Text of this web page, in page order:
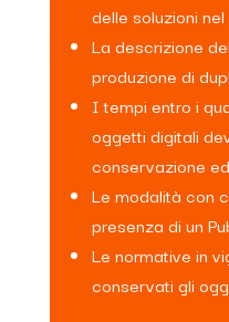
delle soluzioni
La descrizione
produzione di
I tempi entro i
oggetti digitali
conservazione
Le modalità con
presenza di un
Le normative in
conservati gli